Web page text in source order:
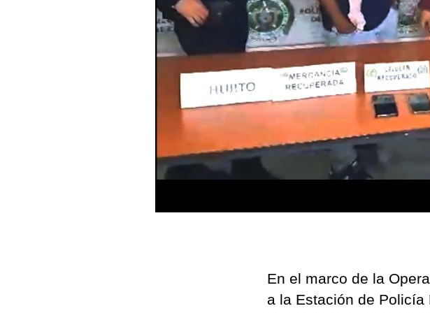
En el marco de la
a la Estación de